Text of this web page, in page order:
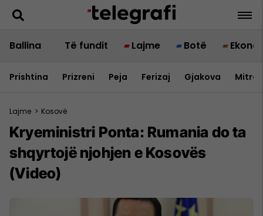
Ballina Të fundit Lajme Botë
Prishtina Prizreni Peja Ferizaj Gjakova
Lajme > Kosovë
Kryeministri Ponta: Rumania do ta
shqyrtojë njohjen e Kosovës
(Video)